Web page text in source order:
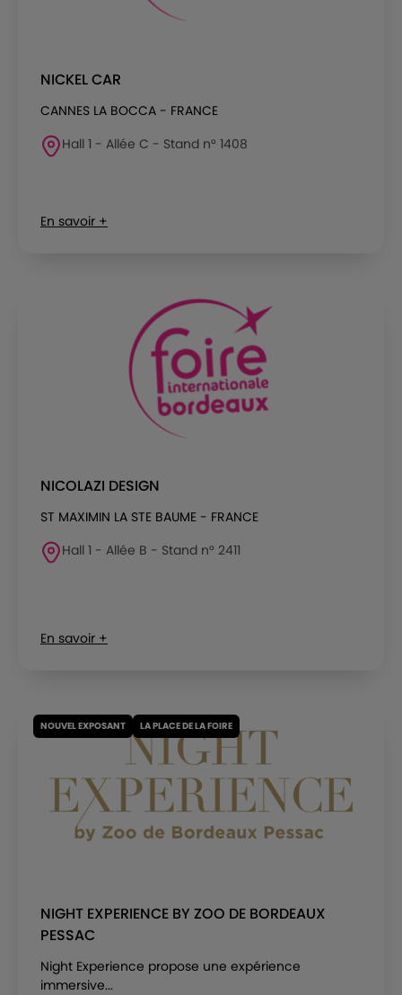
NICKEL CAR
CANNES LA BOCCA - FRANCE
Hall 1 - Allée C - Stand n° 1408
En savoir +
NICOLAZI DESIGN
ST MAXIMIN LA STE BAUME - FRANCE
Hall 1 - Allée B - Stand n° 2411
En savoir +
NOUVEL EXPOSANT LA PLACE DE LA FOIRE
NIGHT EXPERIENCE BY ZOO DE BORDEAUX
PESSAC
Night Experience propose une expérience
immersive...